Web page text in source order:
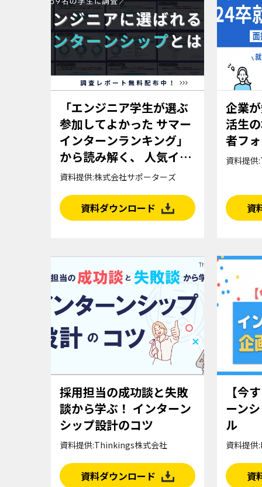
「エンジニア学生が選ぶ
参加してよかった サマー
インターンランキング」
から読み解く、 人気イン
ターンの特徴
資料提供:株式会社サポーターズ
資料ダウンロード
企業
活生
者フ
資料提
資
採用担当の成功談と失敗
談から学ぶ！ インターン
シップ設計のコツ
資料提供:Thinkings株式会社
資料ダウンロード
【今
ーン
ル
資料提供
資